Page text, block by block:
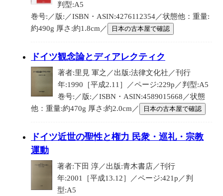
判型:A5
巻号:／版:／ISBN・ASIN:4276112354／状態他：重量:
約490g 厚さ:約1.8cm／
日本の古本屋で確認
ドイツ観念論とディアレクティク
著者:里見 軍之／出版:法律文化社／刊行
年:1990［平成2.11］／ページ:229p／判型:A5
巻号:／版:／ISBN・ASIN:4589015668／状態
他：重量:約470g 厚さ:約2.0cm／
日本の古本屋で確認
ドイツ近世の聖性と権力 民衆・巡礼・宗教
運動
著者:下田 淳／出版:青木書店／刊行
年:2001［平成13.12］／ページ:421p／判
型:A5